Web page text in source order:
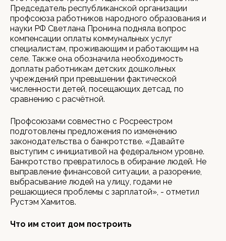
Председатель республиканской организации
профсоюза работников народного образования и
науки РФ Светлана Пронина подняла вопрос
компенсации оплаты коммунальных услуг
специалистам, проживающим и работающим на
селе. Также она обозначила необходимость
доплаты работникам детских дошкольных
учреждений при превышении фактической
численности детей, посещающих детсад, по
сравнению с расчётной.
Профсоюзами совместно с Росреестром
подготовлены предложения по изменению
законодательства о банкротстве. «Давайте
выступим с инициативой на федеральном уровне.
Банкротство превратилось в обирание людей. Не
выправление финансовой ситуации, а разорение,
выбрасывание людей на улицу, годами не
решающиеся проблемы с зарплатой», - отметил
Рустэм Хамитов.
Что им стоит дом построить